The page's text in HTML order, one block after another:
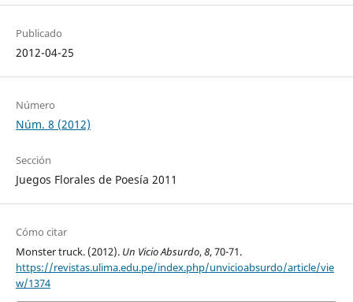
Publicado
2012-04-25
Número
Núm. 8 (2012)
Sección
Juegos Florales de Poesía 2011
Cómo citar
Monster truck. (2012). Un Vicio Absurdo,8, 70-71.
https://revistas.ulima.edu.pe/index.php/unvicioabsurdo/article/vie
w/1374